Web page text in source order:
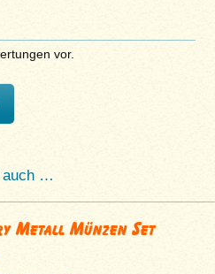
vor.
auch …
Metall Münzen Set